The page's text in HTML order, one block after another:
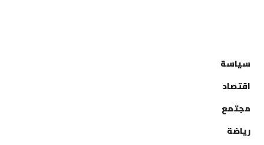
سياسة
اقتصاد
مجتمع
رياضة